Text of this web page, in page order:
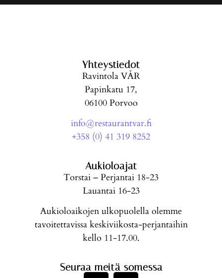
Yhteystiedot
Ravintola VÅR
Papinkatu 17,
06100 Porvoo
info@restaurantvar.fi
+358 (0) 41 319 8252
Aukioloajat
Torstai – Perjantai 18-23
Lauantai 16-23
Aukioloaikojen ulkopuolella olemme
tavoitettavissa keskiviikosta-perjantaihin
kello 11-17.00.
Seuraa meitä somessa